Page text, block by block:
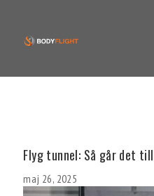
Flyg tunnel: Så går det till
maj 26, 2025